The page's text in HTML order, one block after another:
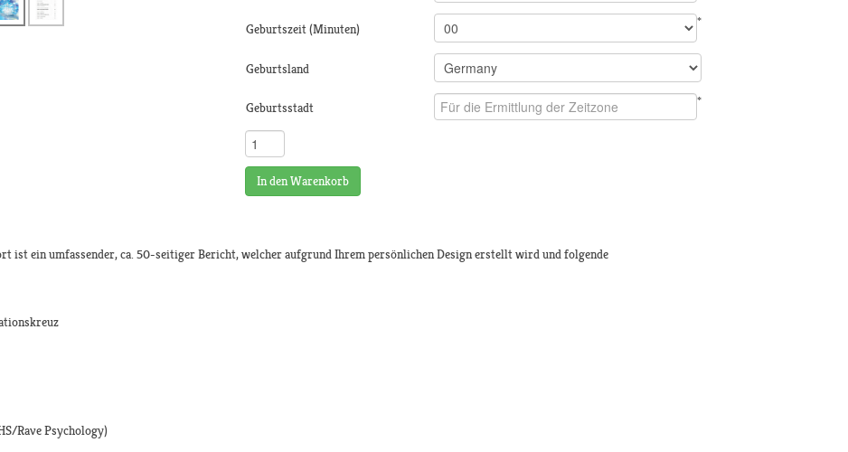
Geburtszeit (Minuten) *
Geburtsland
Geburtsstadt *
In den Warenkorb
ist ein umfassender, ca. 50-seitiger Bericht, welcher aufgrund Ihrem persönlichen Design erstellt wird und folgende
Rave Psychology)